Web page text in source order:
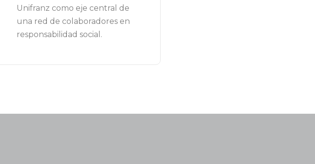
Unifranz como eje central de
una red de colaboradores en
responsabilidad social.